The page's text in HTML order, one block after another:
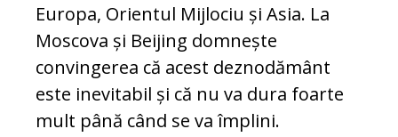
Europa, Orientul Mijlociu și Asia. La
Moscova și Beijing domnește
convingerea că acest deznodământ
este inevitabil și că nu va dura foarte
mult până când se va împlini.